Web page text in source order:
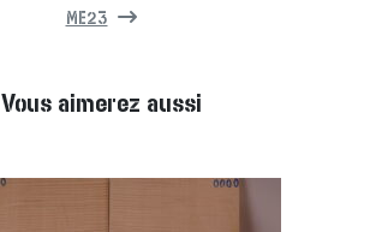
ME23
Vous aimerez aussi